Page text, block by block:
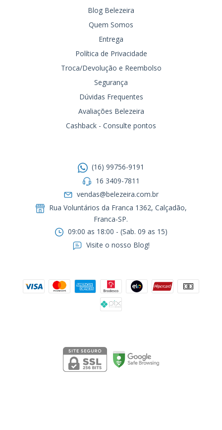
Blog Belezeira
Quem Somos
Entrega
Política de Privacidade
Troca/Devolução e Reembolso
Segurança
Dúvidas Frequentes
Avaliações Belezeira
Cashback - Consulte pontos
(16) 99756-9191
16 3409-7811
vendas@belezeira.com.br
Rua Voluntários da Franca 1362, Calçadão,
Franca-SP.ㅤㅤㅤㅤㅤㅤㅤㅤㅤㅤㅤ
09:00 as 18:00 - (Sab. 09 as 15)
Visite o nosso Blog!